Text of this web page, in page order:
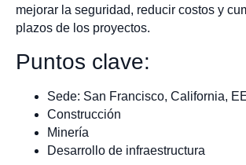
mejorar la seguridad, reducir costos y
plazos de los proyectos.
Puntos clave:
Sede: San Francisco, California,
Construcción
Minería
Desarrollo de infraestructura